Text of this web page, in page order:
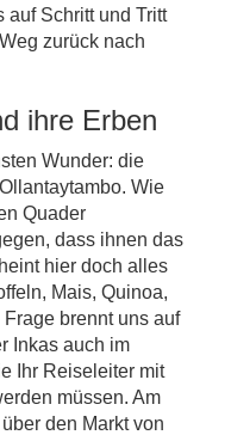
auf Schritt und Tritt
zurück nach
ihre Erben
Wunder: die
Wie
Quader
dass ihnen das
hier doch alles
Mais, Quinoa,
brennt uns auf
Inkas auch im
Ihr Reiseleiter mit
müssen. Am
den Markt von